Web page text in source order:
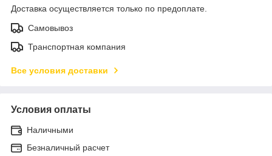
Доставка осуществляется только по предоплате.
Самовывоз
Транспортная компания
Все условия доставки
Условия оплаты
Наличными
Безналичный расчет